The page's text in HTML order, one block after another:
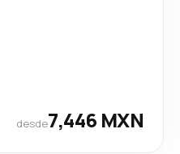
desde7,446 MXN